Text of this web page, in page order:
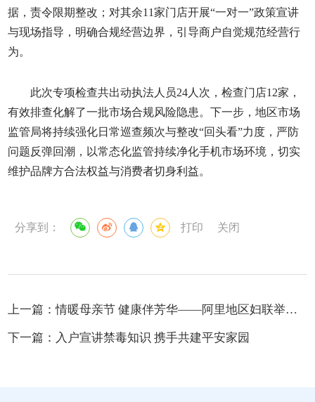
据，责令限期整改；对其余11家门店开展“一对一”政策宣讲
与现场指导，明确合规经营边界，引导商户自觉规范经营行
为。
此次专项检查共出动执法人员24人次，检查门店12家，
有效排查化解了一批市场合规风险隐患。下一步，地区市场
监管局将持续强化日常巡查频次与整改“回头看”力度，严防
问题反弹回潮，以常态化监管持续净化手机市场环境，切实
维护品牌方合法权益与消费者切身利益。
分享到： 打印 关闭
上一篇： 情暖母亲节 健康伴芳华——阿里地区妇联举办“母亲节”女性健康知识专题讲座
下一篇： 入户宣讲禁毒知识 携手共建平安家园